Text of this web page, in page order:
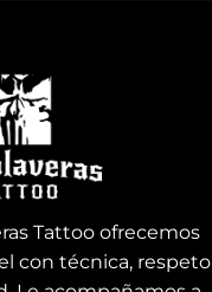
Tattoo ofrecemos
con técnica, respeto